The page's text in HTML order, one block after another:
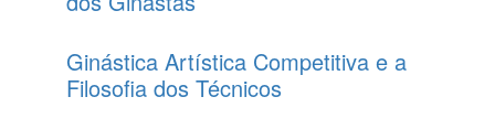
Ginástica Artística Competitiva e a
Filosofia dos Técnicos